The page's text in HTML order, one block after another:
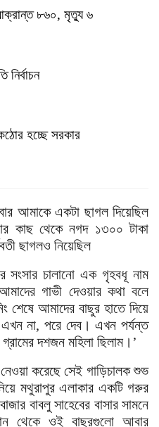
৮৬০, মৃত্যু ৬
নির্বাচন
কঠোর হচ্ছে সরকার
আমাকে একটা ছাগল দিয়েছিল
কাছ থেকে নগদ ১৩০০ টাকা
ছাগলও নিয়েছিল
সংসার চালানো এক গৃহবধূ নাম
গাভী দেওয়ার কথা বলে
শেষে আমাদের বাছুর হাতে দিয়ে
না, পরে দেব। এখন পর্যন্ত
দশজন মহিলা ছিলাম।’
করেছে সেই গাড়িচালক শুভ
মথুরাপুর এলাকার একটি গরুর
বাবলু সাহেবের বাসার সামনে
থেকে ওই বাছুরগুলো আবার